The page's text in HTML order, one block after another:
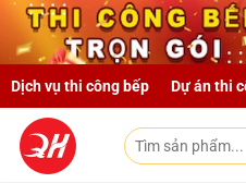
Skip to main content
Dịch vụ thi công bếp Dự án thi